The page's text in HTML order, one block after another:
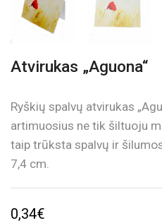
Atvirukas „Aguona“
Ryškių spalvų atvirukas
artimuosius ne tik šiltuoju
taip trūksta spalvų ir
7,4 cm.
0,34€